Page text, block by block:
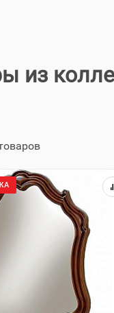
из